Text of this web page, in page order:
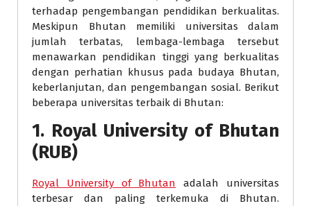
terhadap pengembangan pendidikan berkualitas.
Meskipun Bhutan memiliki universitas dalam
jumlah terbatas, lembaga-lembaga tersebut
menawarkan pendidikan tinggi yang berkualitas
dengan perhatian khusus pada budaya Bhutan,
keberlanjutan, dan pengembangan sosial. Berikut
beberapa universitas terbaik di Bhutan:
1. Royal University of Bhutan
(RUB)
Royal University of Bhutan adalah universitas
terbesar dan paling terkemuka di Bhutan.